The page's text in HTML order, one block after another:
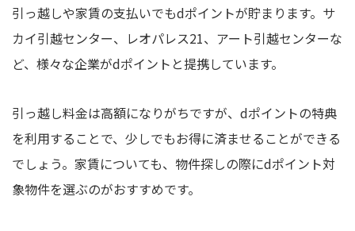
引っ越しや家賃の支払いでもdポイントが貯まります。サ
カイ引越センター、レオパレス21、アート引越センターな
ど、様々な企業がdポイントと提携しています。
引っ越し料金は高額になりがちですが、dポイントの特典
を利用することで、少しでもお得に済ませることができる
でしょう。家賃についても、物件探しの際にdポイント対
象物件を選ぶのがおすすめです。